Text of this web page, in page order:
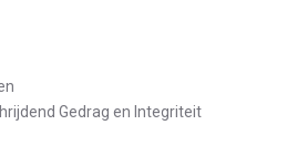
Gedrag en Integriteit